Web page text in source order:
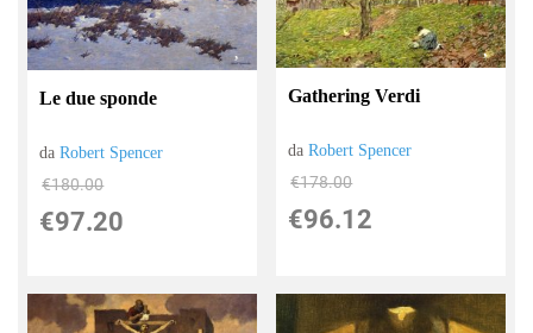
Le due sponde
daRobert Spencer
€180.00
€97.20
Gathering Verdi
daRobert Spencer
€178.00
€96.12